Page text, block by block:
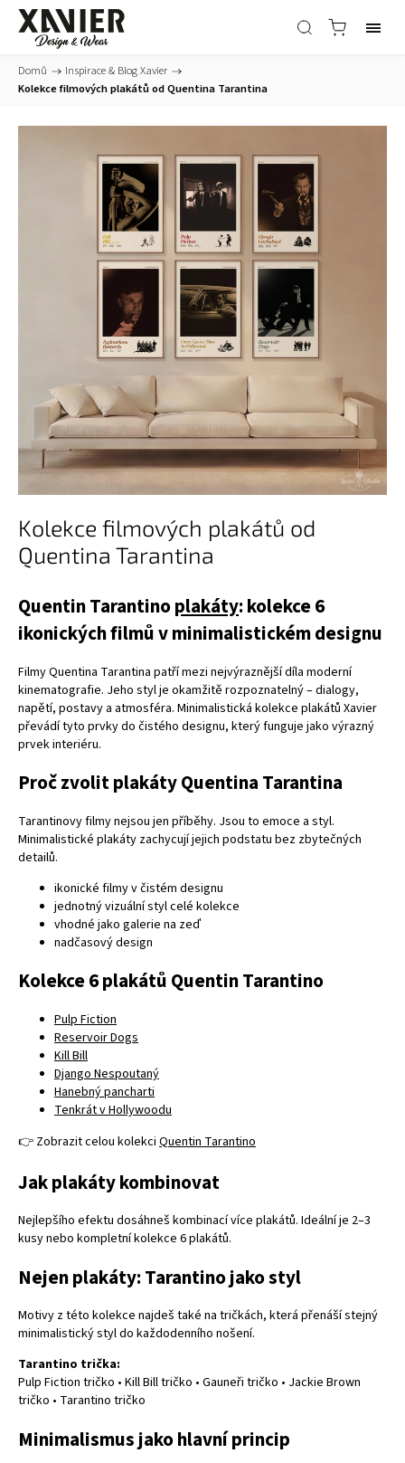
Domů / Inspirace & Blog Xavier /
Kolekce filmových plakátů od Quentina Tarantina
Kolekce filmových plakátů od
Quentina Tarantina
Quentin Tarantinoplakáty: kolekce 6
ikonických filmů v minimalistickém designu
Filmy Quentina Tarantina patří mezi nejvýraznější díla moderní
kinematografie. Jeho styl je okamžitě rozpoznatelný – dialogy,
napětí, postavy a atmosféra. Minimalistická kolekce plakátů Xavier
převádí tyto prvky do čistého designu, který funguje jako výrazný
prvek interiéru.
Proč zvolit plakáty Quentina Tarantina
Tarantinovy filmy nejsou jen příběhy. Jsou to emoce a styl.
Minimalistické plakáty zachycují jejich podstatu bez zbytečných
detailů.
ikonické filmy v čistém designu
jednotný vizuální styl celé kolekce
vhodné jako galerie na zeď
nadčasový design
Kolekce 6 plakátů Quentin Tarantino
Pulp Fiction
Reservoir Dogs
Kill Bill
Django Nespoutaný
Hanebný pancharti
Tenkrát v Hollywoodu
👉 Zobrazit celou kolekci Quentin Tarantino
Jak plakáty kombinovat
Nejlepšího efektu dosáhneš kombinací více plakátů. Ideální je 2–3
kusy nebo kompletní kolekce 6 plakátů.
Nejen plakáty: Tarantino jako styl
Motivy z této kolekce najdeš také na tričkách, která přenáší stejný
minimalistický styl do každodenního nošení.
Tarantino trička:
Pulp Fiction tričko • Kill Bill tričko • Gauneři tričko • Jackie Brown
tričko • Tarantino tričko
Minimalismus jako hlavní princip